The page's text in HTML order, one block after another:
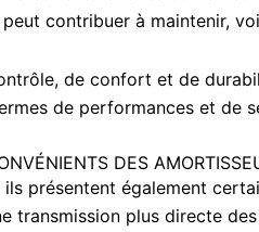
contribuer à maintenir,
de confort et de
de performances et de
DES
présentent également
transmission plus directe